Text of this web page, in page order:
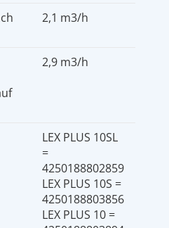
2,1 m3/h
2,9 m3/h
LEX PLUS 10SL
=
4250188802859
LEX PLUS 10S =
4250188803856
LEX PLUS 10 =